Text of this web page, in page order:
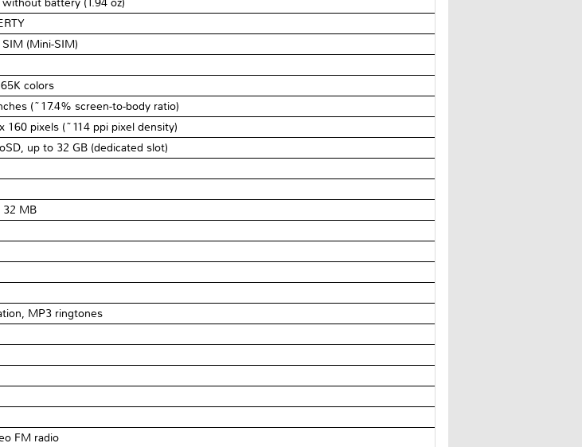
SIM (Mini-SIM)
65K colors
(~17.4% screen-to-body ratio)
160 pixels (~114 ppi pixel density)
up to 32 GB (dedicated slot)
32 MB
MP3 ringtones
FM radio